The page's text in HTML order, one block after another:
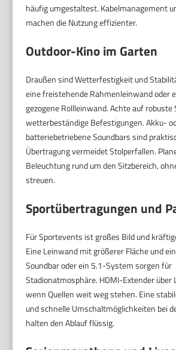
häufig umgestaltest. Kabelmanagement
machen die Nutzung effizienter.
Outdoor-Kino im Garten
Draußen sind Wetterfestigkeit und
eine freistehende Rahmenleinwand oder
gezogene Rollleinwand. Achte auf robuste
wetterbeständige Befestigungen. Akku-
batteriebetriebene Soundbars sind
Übertragung vermeidet Stolperfallen.
Beleuchtung rund um den Sitzbereich,
streuen.
Sportübertragungen und
Für Sportevents ist großes Bild und
Eine Leinwand mit größerer Fläche und
Soundbar oder ein 5.1-System sorgen für
Stadionatmosphäre. HDMI-Extender über
wenn Quellen weit weg stehen. Eine
und schnelle Umschaltmöglichkeiten bei
halten den Ablauf flüssig.